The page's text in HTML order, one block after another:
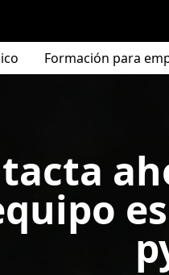
Formación para